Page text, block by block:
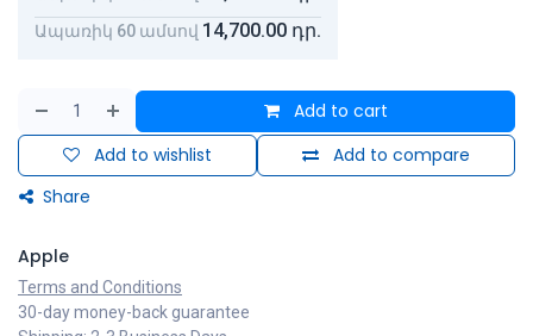
Ապառիկ 60 ամսով 14,700.00 դր.
Add to cart
Add to compare
Add to wishlist
Share
Apple
Terms and Conditions
30-day money-back guarantee